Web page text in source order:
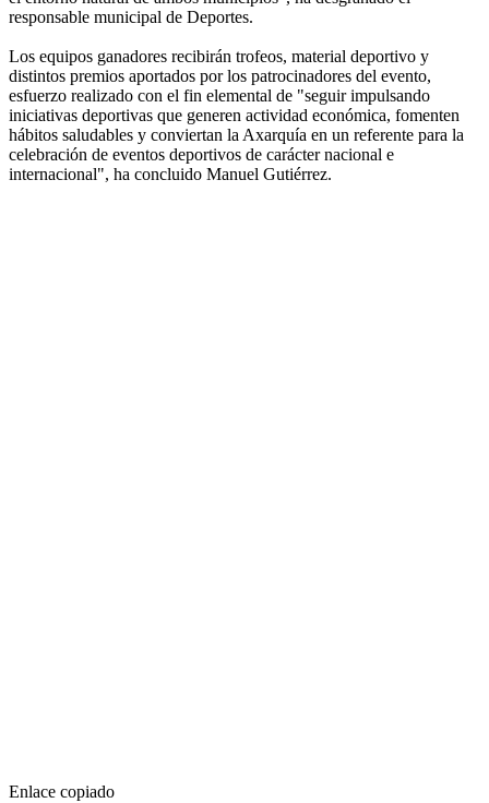
responsable municipal de Deportes.
Los equipos ganadores recibirán trofeos, material deportivo y
distintos premios aportados por los patrocinadores del evento,
esfuerzo realizado con el fin elemental de "seguir impulsando
iniciativas deportivas que generen actividad económica, fomenten
hábitos saludables y conviertan la Axarquía en un referente para la
celebración de eventos deportivos de carácter nacional e
internacional", ha concluido Manuel Gutiérrez.
Enlace copiado